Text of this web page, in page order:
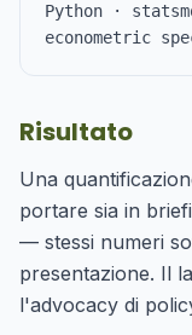
Python ·
econometric
Risultato
Una
portare sia in
— stessi numeri
presentazione. Il
l'advocacy di